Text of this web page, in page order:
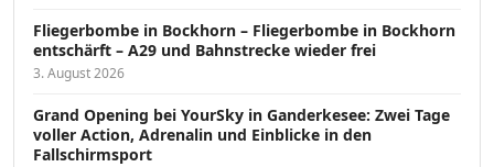
Fliegerbombe in Bockhorn – Fliegerbombe in Bockhorn
entschärft – A29 und Bahnstrecke wieder frei
3. August 2026
Grand Opening bei YourSky in Ganderkesee: Zwei Tage
voller Action, Adrenalin und Einblicke in den
Fallschirmsport